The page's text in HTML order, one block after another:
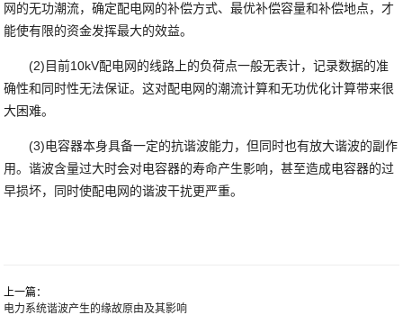
网的无功潮流，确定配电网的补偿方式、最优补偿容量和补偿地点，才
能使有限的资金发挥最大的效益。
(2)目前10kV配电网的线路上的负荷点一般无表计，记录数据的准
确性和同时性无法保证。这对配电网的潮流计算和无功优化计算带来很
大困难。
(3)电容器本身具备一定的抗谐波能力，但同时也有放大谐波的副作
用。谐波含量过大时会对电容器的寿命产生影响，甚至造成电容器的过
早损坏，同时使配电网的谐波干扰更严重。
上一篇：
电力系统谐波产生的缘故原由及其影响